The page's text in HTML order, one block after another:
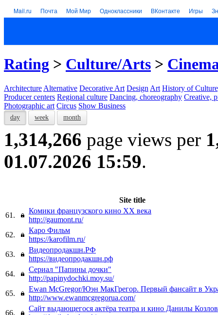
Mail.ru Почта Мой Мир Одноклассники ВКонтакте Игры
Rating > Culture/Arts >
Architecture Alternative Decorative Art Design Art History of
Producer centers Regional culture Dancing, choreography Creative,
Photographic art Circus Show Business
day week month
1,314,266 page views per
01.07.2026 15:59.
Site title
61.
Комики французского кино XX века
http://gaumont.ru/
62.
Каро Фильм
https://karofilm.ru/
63.
Видеопродакшн.РФ
https://видеопродакшн.рф
64.
Сериал "Папины дочки"
http://papinydochki.moy.su/
65.
Ewan McGregor/Юэн МакГрегор. Первый фансайт в
http://www.ewanmcgregorua.com/
66.
Сайт выдающегося актёра театра и кино Данилы